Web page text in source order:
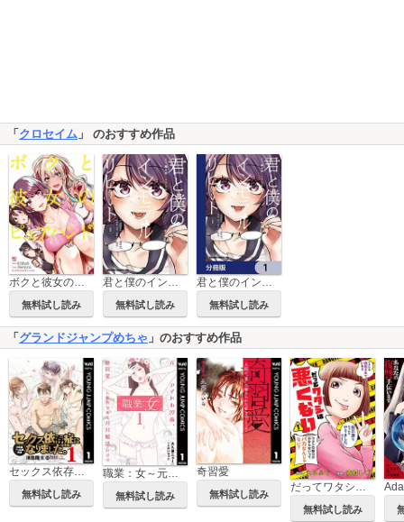
「クロセイム 」 のおすすめ作品
ボクと彼女のピュアハンド
無料試し読み
君と僕のインモラルリピート
無料試し読み
君と僕のインモラルリピート【分冊版】
無料試し読み
「 グランドジャンプめちゃ 」のおすすめ作品
セックス依存症になりました。＜合本版＞
無料試し読み
職業：女～元アイドル27歳、枕営業も限界なのでパパ婚活します～
無料試し読み
奇習愛
無料試し読み
無料試し読み